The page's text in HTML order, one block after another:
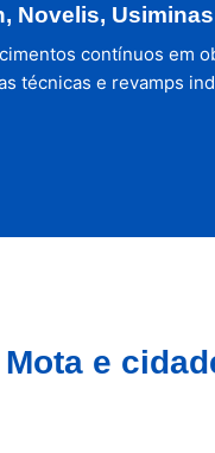
Novelis, Usiminas
contínuos em
técnicas e revamps
e